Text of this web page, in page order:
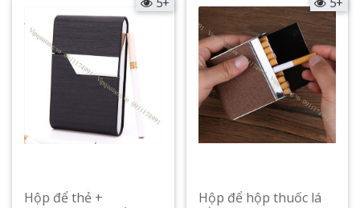
Hộp để thẻ +
Hộp để hộp thuốc lá